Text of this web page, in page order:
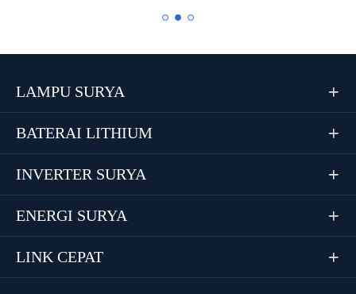
LAMPU SURYA 
BATERAI LITHIUM 
INVERTER SURYA 
ENERGI SURYA 
LINK CEPAT 